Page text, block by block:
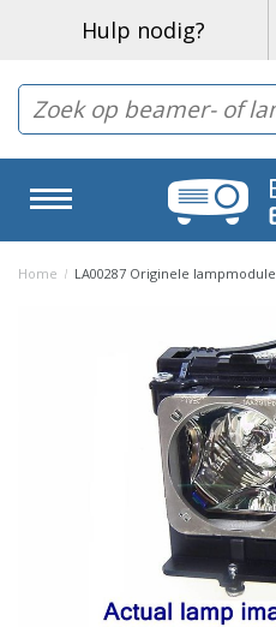
Hulp nodig?
Home / LA00287 Originele lampmodule